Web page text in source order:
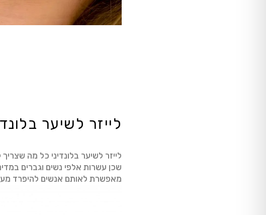
לייזר לשיער
לייזר לשיער בלונדיני כל מה
שכן עשרות אלפי נשים וגברים
מאפשרת לאותם אנשים להיפרד